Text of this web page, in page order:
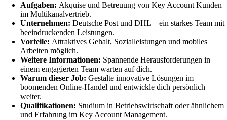
Aufgaben: Akquise und Betreuung von Key Account Kunden
im Multikanalvertrieb.
Unternehmen: Deutsche Post und DHL – ein starkes Team mit
beeindruckenden Leistungen.
Vorteile: Attraktives Gehalt, Sozialleistungen und mobiles
Arbeiten möglich.
Weitere Informationen: Spannende Herausforderungen in
einem engagierten Team warten auf dich.
Warum dieser Job: Gestalte innovative Lösungen im
boomenden Online-Handel und entwickle dich persönlich
weiter.
Qualifikationen: Studium in Betriebswirtschaft oder ähnlichem
und Erfahrung im Key Account Management.